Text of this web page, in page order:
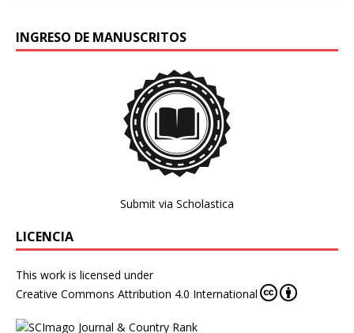
INGRESO DE MANUSCRITOS
Submit via Scholastica
LICENCIA
This work is licensed under
Creative Commons Attribution 4.0 International